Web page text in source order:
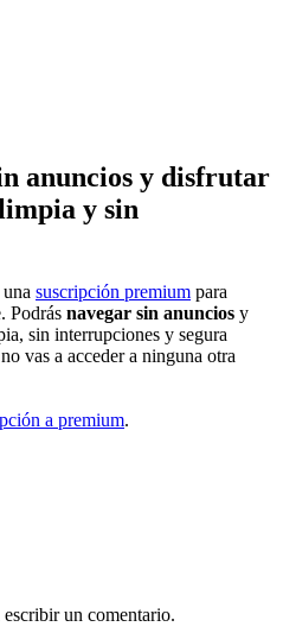
anuncios y disfrutar
y sin
suscripción premium para
Podrás navegar sin anuncios y
sin interrupciones y segura
no vas a acceder a ninguna otra
a premium.
escribir un comentario.